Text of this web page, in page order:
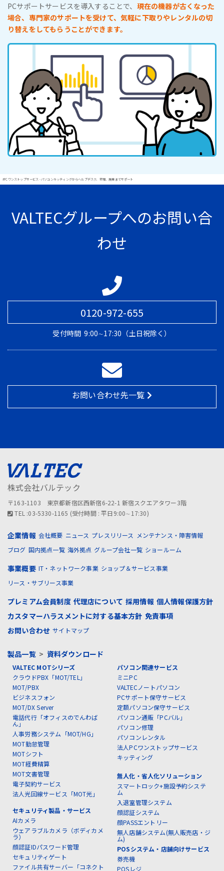
PCサポートサービスを導入することで、 現在の機器が古くなった
場合、専門家のサポートを受けて、気軽に下取りやレンタルの切
り替えをしてもらうことができます。
#PCワンストップサービス - パソコンキッティングからヘルプデスク、修理、廃棄までサポート
VALTECグループへのお問い合
わせ
0120-972-655
受付時間 9:00∼17:30（土日祝除く）
お問い合わせ先一覧
株式会社バルテック
〒163-1103 東京都新宿区西新宿6-22-1 新宿スクエアタワー3階
TEL :03-5330-1165 (受付時間 : 平日9:00∼17:30)
企業情報 会社概要 ニュース プレスリリース
メンテナンス・障害情報
ブログ 国内拠点一覧 海外拠点 グループ会社一覧 ショールーム
事業概要 IT・ネットワーク事業 ショップ＆サービス事業
リース・サブリース事業
プレミアム会員制度 代理店について 採用情報 個人情報保護方針
カスタマーハラスメントに対する基本方針 免責事項
お問い合わせ サイトマップ
製品一覧> 資料ダウンロード
VALTEC MOTシリーズ
クラウドPBX「MOT/TEL」
MOT/PBX
ビジネスフォン
MOT/DX Server
電話代行「オフィスのでんわば
ん」
人事労務システム「MOT/HG」
MOT勤怠管理
MOTシフト
MOT経費精算
MOT文書管理
電子契約サービス
法人光回線サービス「MOT光」
セキュリティ製品・サービス
AIカメラ
ウェアラブルカメラ（ボディカメ
ラ）
顔認証IDパスワード管理
セキュリティゲート
ファイル共有サーバー「コネクト
パソコン関連サービス
ミニPC
VALTECノートパソコン
PCサポート保守サービス
定額パソコン保守サービス
パソコン通販「PCバル」
パソコン修理
パソコンレンタル
法人PCワンストップサービス
キッティング
無人化・省人化ソリューション
スマートロック+施設予約システ
ム
入退室管理システム
顔認証システム
顔PASSエントリー
無人店舗システム(無人販売店・ジ
ム)
POSシステム・店舗向けサービス
券売機
POSレジ